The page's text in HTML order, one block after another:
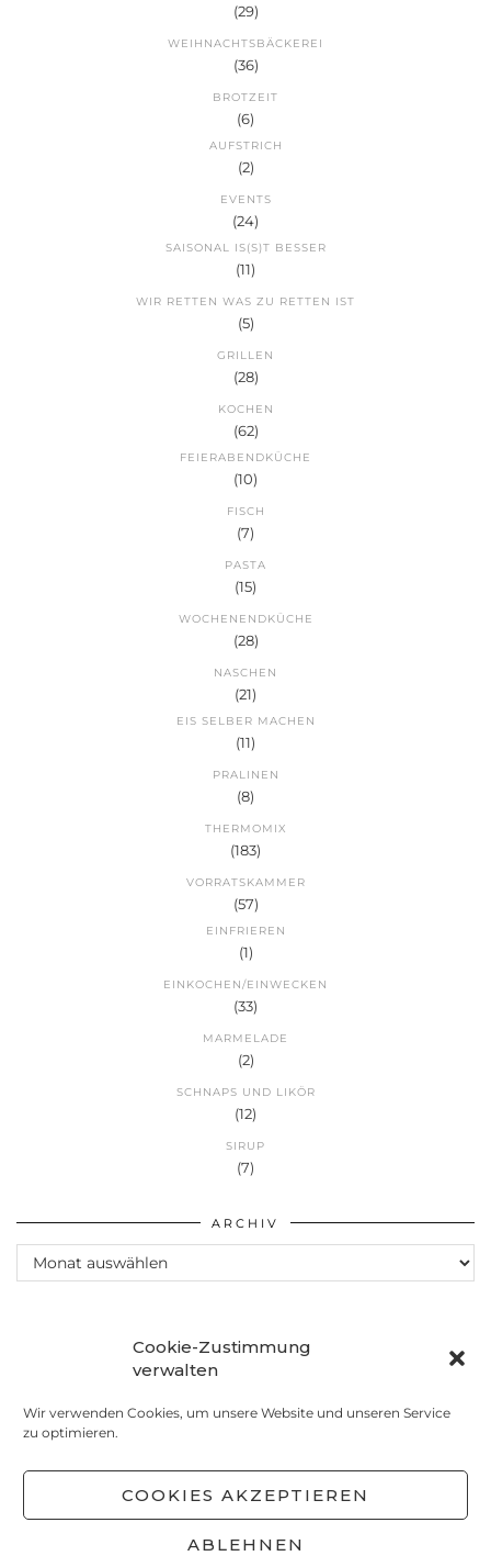
Cookie-Zustimmung
verwalten
Wir verwenden Cookies, um unsere Website und unseren Service
zu optimieren.
COOKIES AKZEPTIEREN
ABLEHNEN
(29)
WEIHNACHTSBÄCKEREI
(36)
BROTZEIT
(6)
AUFSTRICH
(2)
EVENTS
(24)
SAISONAL IS(S)T BESSER
(11)
WIR RETTEN WAS ZU RETTEN IST
(5)
GRILLEN
(28)
KOCHEN
(62)
FEIERABENDKÜCHE
(10)
FISCH
(7)
PASTA
(15)
WOCHENENDKÜCHE
(28)
NASCHEN
(21)
EIS SELBER MACHEN
(11)
PRALINEN
(8)
THERMOMIX
(183)
VORRATSKAMMER
(57)
EINFRIEREN
(1)
EINKOCHEN/EINWECKEN
(33)
MARMELADE
(2)
SCHNAPS UND LIKÖR
(12)
SIRUP
(7)
ARCHIV
Archiv